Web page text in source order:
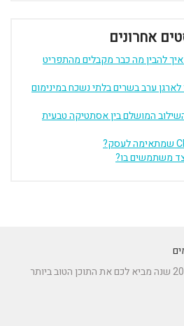
אחרונים
להבין מה כבר מקבלים מהתפריט
ערב בשרים בלתי נשכח במינימום
המושלם בין אסתטיקה טבעית
משתמשים בו?
רידר הוא מאגר מאמרים שכבר 20 שנה מביא לכם את התוכן הטוב ביותר